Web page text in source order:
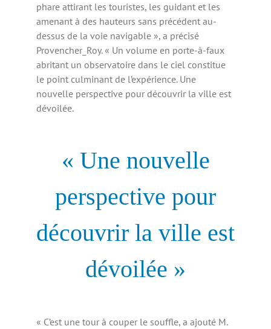
phare attirant les touristes, les guidant et les
amenant à des hauteurs sans précédent au-
dessus de la voie navigable », a précisé
Provencher_Roy. « Un volume en porte-à-faux
abritant un observatoire dans le ciel constitue
le point culminant de l’expérience. Une
nouvelle perspective pour découvrir la ville est
dévoilée.
« Une nouvelle
perspective pour
découvrir la ville est
dévoilée »
« C’est une tour à couper le souffle, a ajouté M.